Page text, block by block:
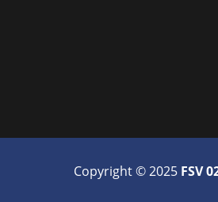
Copyright © 2025FSV